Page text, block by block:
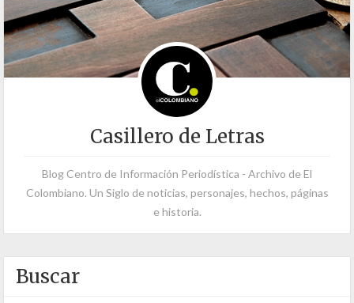
Casillero de Letras
Blog Centro de Información Periodística - Archivo de El
Colombiano. Un Siglo de noticias, personajes, hechos, páginas
e historia.
Buscar